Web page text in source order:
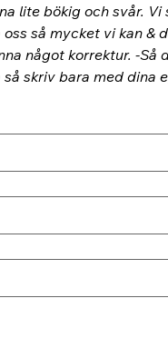
lite bökig och svår.
så mycket vi kan
något korrektur. -
skriv bara med dina